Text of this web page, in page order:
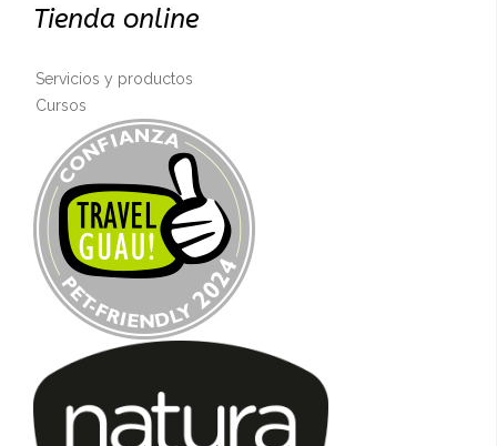
Tienda online
Servicios y productos
Cursos